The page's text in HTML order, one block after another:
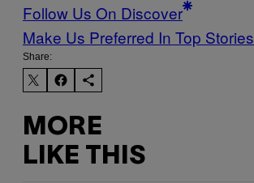
Follow Us On Discover
Make Us Preferred In Top Stories
Share:
MORE
LIKE THIS